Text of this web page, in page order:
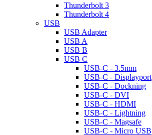
Thunderbolt 3
Thunderbolt 4
USB
USB Adapter
USB A
USB B
USB C
USB-C - 3.5mm
USB-C - Displayport
USB-C - Dockning
USB-C - DVI
USB-C - HDMI
USB-C - Lightning
USB-C - Magsafe
USB-C - Micro USB